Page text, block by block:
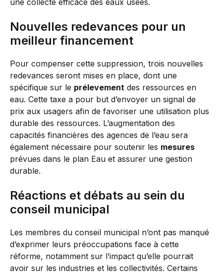
Nouvelles redevances pour un
meilleur financement
Pour compenser cette suppression, trois nouvelles
redevances seront mises en place, dont une
spécifique sur le prélevement des ressources en
eau. Cette taxe a pour but d’envoyer un signal de
prix aux usagers afin de favoriser une utilisation plus
durable des ressources. L’augmentation des
capacités financières des agences de l’eau sera
également nécessaire pour soutenir les mesures
prévues dans le plan Eau et assurer une gestion
durable.
Réactions et débats au sein du
conseil municipal
Les membres du conseil municipal n’ont pas manqué
d’exprimer leurs préoccupations face à cette
réforme, notamment sur l’impact qu’elle pourrait
avoir sur les industries et les collectivités. Certains